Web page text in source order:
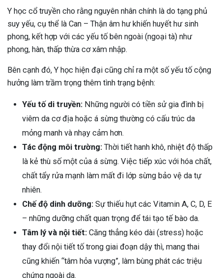
Y học cổ truyền cho rằng nguyên nhân chính là do tạng phủ
suy yếu, cụ thể là Can – Thận âm hư khiến huyết hư sinh
phong, kết hợp với các yếu tố bên ngoài (ngoại tà) như
phong, hàn, thấp thừa cơ xâm nhập.
Bên cạnh đó, Y học hiện đại cũng chỉ ra một số yếu tố cộng
hưởng làm trầm trọng thêm tình trạng bệnh:
Yếu tố di truyền: Những người có tiền sử gia đình bị
viêm da cơ địa hoặc á sừng thường có cấu trúc da
mỏng manh và nhạy cảm hơn.
Tác động môi trường: Thời tiết hanh khô, nhiệt độ thấp
là kẻ thù số một của á sừng. Việc tiếp xúc với hóa chất,
chất tẩy rửa mạnh làm mất đi lớp sừng bảo vệ da tự
nhiên.
Chế độ dinh dưỡng: Sự thiếu hụt các Vitamin A, C, D, E
– những dưỡng chất quan trọng để tái tạo tế bào da.
Tâm lý và nội tiết: Căng thẳng kéo dài (stress) hoặc
thay đổi nội tiết tố trong giai đoạn dậy thì, mang thai
cũng khiến “tâm hỏa vượng”, làm bùng phát các triệu
chứng ngoài da.